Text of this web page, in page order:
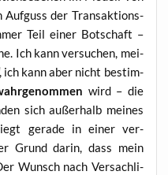
Auf­guss der Trans­ak­ti­ons­
Teil einer Bot­schaft –
Ich kann ver­su­chen, mei­
ich kann aber nicht bestim­
wird – die
sich außer­halb mei­nes
liegt gera­de in einer ver­
Grund dar­in, dass mein
Wunsch nach Ver­sach­li­